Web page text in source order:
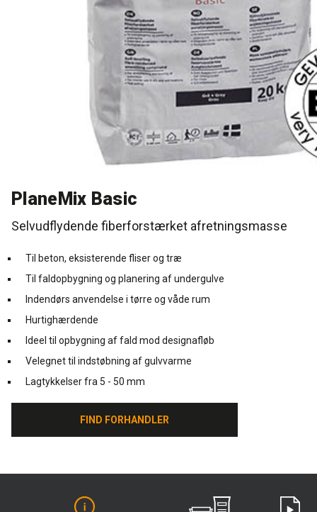
Rense- og plejemidler
Facadepuds og maling
Trinlydsdæmpning
PlaneMix Basic
Selvudflydende fiberforstærket afretningsmasse
Til beton, eksisterende fliser og træ
Til faldopbygning og planering af undergulve
Indendørs anvendelse i tørre og våde rum
Hurtighærdende
Ideel til opbygning af fald mod designafløb
Velegnet til indstøbning af gulvvarme
Lagtykkelser fra 5 - 50 mm
FIND FORHANDLER
FIND FORHANDLER